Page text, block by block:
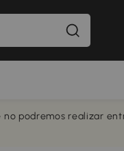
podremos realizar